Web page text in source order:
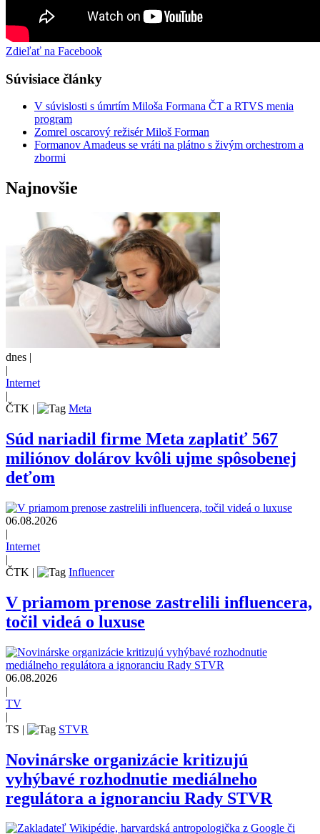
Zdieľať na Facebook
Súvisiace články
V súvislosti s úmrtím Miloša Formana ČT a RTVS menia
program
Zomrel oscarový režisér Miloš Forman
Formanov Amadeus se vráti na plátno s živým orchestrom a
zbormi
Najnovšie
dnes |
|
Internet
|
ČTK | Meta
Súd nariadil firme Meta zaplatiť 567
miliónov dolárov kvôli ujme spôsobenej
deťom
06.08.2026
|
Internet
|
ČTK | Influencer
V priamom prenose zastrelili influencera,
točil videá o luxuse
06.08.2026
|
TV
|
TS | STVR
Novinárske organizácie kritizujú
vyhýbavé rozhodnutie mediálneho
regulátora a ignoranciu Rady STVR